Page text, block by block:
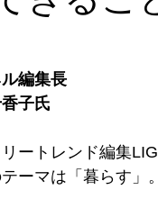
編集長
子氏
ートレンド編集
ーマは「暮らす」。